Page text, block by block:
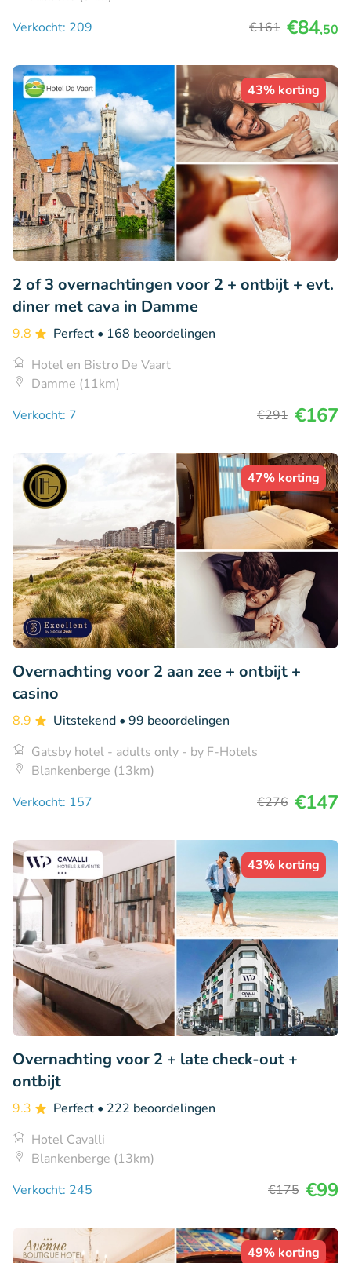
Verkocht: 209
€161 €84,50
43% korting
2 of 3 overnachtingen voor 2 + ontbijt + evt.
diner met cava in Damme
9.8 Perfect • 168 beoordelingen
Hotel en Bistro De Vaart
Damme (11km)
Verkocht: 7
€291 €167
47% korting
Overnachting voor 2 aan zee + ontbijt +
casino
8.9 Uitstekend • 99 beoordelingen
Gatsby hotel - adults only - by F-Hotels
Blankenberge (13km)
Verkocht: 157
€276 €147
43% korting
Overnachting voor 2 + late check-out +
ontbijt
9.3 Perfect • 222 beoordelingen
Hotel Cavalli
Blankenberge (13km)
Verkocht: 245
€175 €99
49% korting